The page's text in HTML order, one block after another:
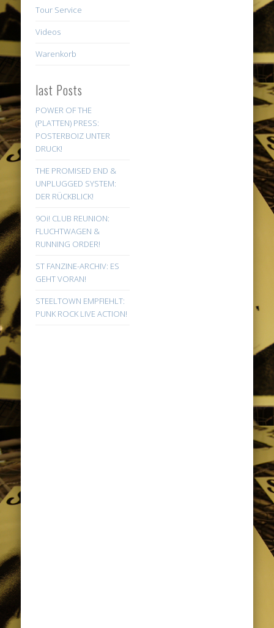
Tour Service
Videos
Warenkorb
last Posts
POWER OF THE
(PLATTEN) PRESS:
POSTERBOIZ UNTER
DRUCK!
THE PROMISED END &
UNPLUGGED SYSTEM:
DER RÜCKBLICK!
9Oi! CLUB REUNION:
FLUCHTWAGEN &
RUNNING ORDER!
ST FANZINE-ARCHIV: ES
GEHT VORAN!
STEELTOWN EMPFIEHLT:
PUNK ROCK LIVE ACTION!